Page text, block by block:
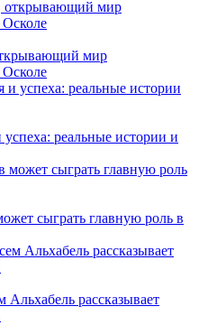
мир
реальные истории и
сыграть главную роль в
Альхабель рассказывает